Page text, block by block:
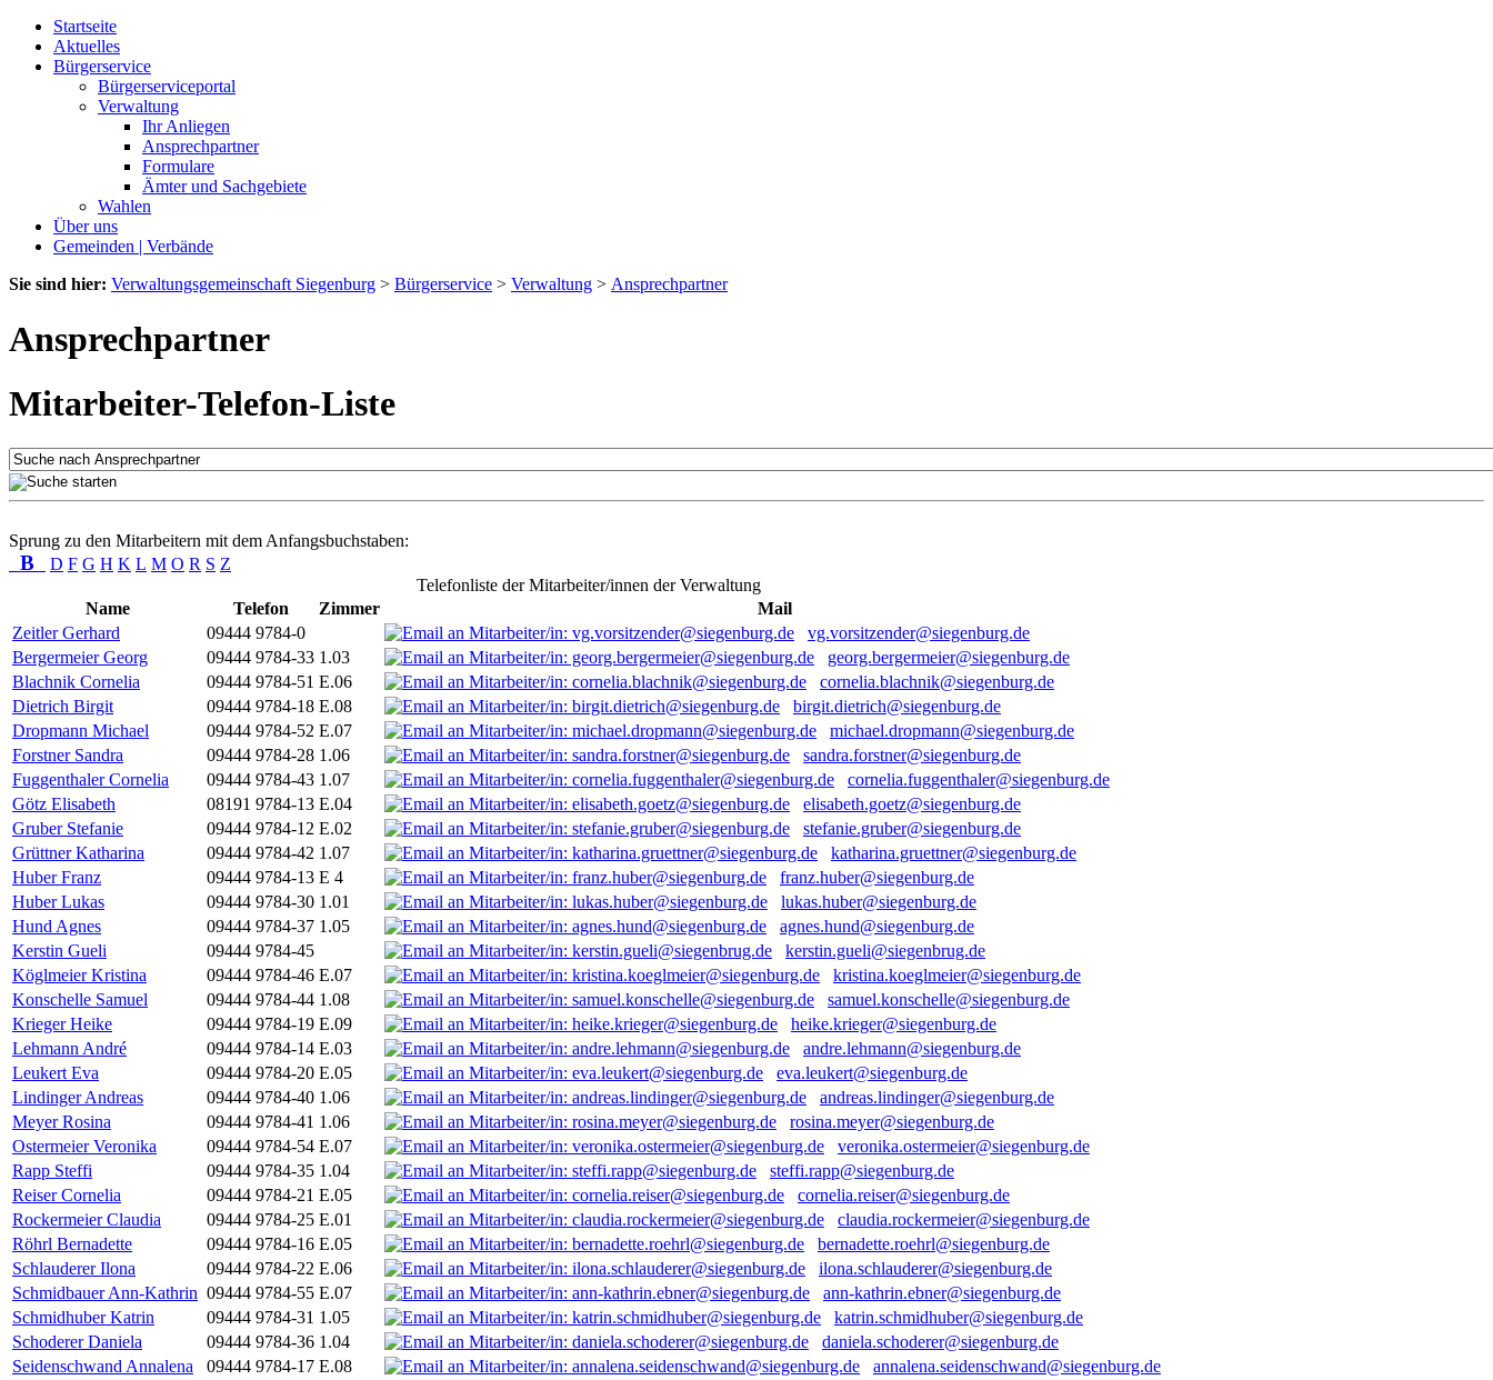
Startseite
Aktuelles
Bürgerservice
Bürgerserviceportal
Verwaltung
Ihr Anliegen
Ansprechpartner
Formulare
Ämter und Sachgebiete
Wahlen
Über uns
Gemeinden | Verbände
Sie sind hier: Verwaltungsgemeinschaft Siegenburg > Bürgerservice > Verwaltung > Ansprechpartner
Ansprechpartner
Mitarbeiter-Telefon-Liste
Sprung zu den Mitarbeitern mit dem Anfangsbuchstaben:
B D F G H K L M O R S Z
Telefonliste der Mitarbeiter/innen der Verwaltung
Name
Telefon Zimmer
Mail
Zeitler Gerhard
09444 9784-0
vg.vorsitzender@siegenburg.de
Bergermeier Georg
09444 9784-33 1.03
georg.bergermeier@siegenburg.de
Blachnik Cornelia
09444 9784-51 E.06
cornelia.blachnik@siegenburg.de
Dietrich Birgit
09444 9784-18 E.08
birgit.dietrich@siegenburg.de
Dropmann Michael
09444 9784-52 E.07
michael.dropmann@siegenburg.de
Forstner Sandra
09444 9784-28 1.06
sandra.forstner@siegenburg.de
Fuggenthaler Cornelia
09444 9784-43 1.07
cornelia.fuggenthaler@siegenburg.de
Götz Elisabeth
08191 9784-13 E.04
elisabeth.goetz@siegenburg.de
Gruber Stefanie
09444 9784-12 E.02
stefanie.gruber@siegenburg.de
Grüttner Katharina
09444 9784-42 1.07
katharina.gruettner@siegenburg.de
Huber Franz
09444 9784-13 E 4
franz.huber@siegenburg.de
Huber Lukas
09444 9784-30 1.01
lukas.huber@siegenburg.de
Hund Agnes
09444 9784-37 1.05
agnes.hund@siegenburg.de
Kerstin Gueli
09444 9784-45
kerstin.gueli@siegenbrug.de
Köglmeier Kristina
09444 9784-46 E.07
kristina.koeglmeier@siegenburg.de
Konschelle Samuel
09444 9784-44 1.08
samuel.konschelle@siegenburg.de
Krieger Heike
09444 9784-19 E.09
heike.krieger@siegenburg.de
Lehmann André
09444 9784-14 E.03
andre.lehmann@siegenburg.de
Leukert Eva
09444 9784-20 E.05
eva.leukert@siegenburg.de
Lindinger Andreas
09444 9784-40 1.06
andreas.lindinger@siegenburg.de
Meyer Rosina
09444 9784-41 1.06
rosina.meyer@siegenburg.de
Ostermeier Veronika
09444 9784-54 E.07
veronika.ostermeier@siegenburg.de
Rapp Steffi
09444 9784-35 1.04
steffi.rapp@siegenburg.de
Reiser Cornelia
09444 9784-21 E.05
cornelia.reiser@siegenburg.de
Rockermeier Claudia
09444 9784-25 E.01
claudia.rockermeier@siegenburg.de
Röhrl Bernadette
09444 9784-16 E.05
bernadette.roehrl@siegenburg.de
Schlauderer Ilona
09444 9784-22 E.06
ilona.schlauderer@siegenburg.de
Schmidbauer Ann-Kathrin 09444 9784-55 E.07
ann-kathrin.ebner@siegenburg.de
Schmidhuber Katrin
09444 9784-31 1.05
katrin.schmidhuber@siegenburg.de
Schoderer Daniela
09444 9784-36 1.04
daniela.schoderer@siegenburg.de
Seidenschwand Annalena
09444 9784-17 E.08
annalena.seidenschwand@siegenburg.de